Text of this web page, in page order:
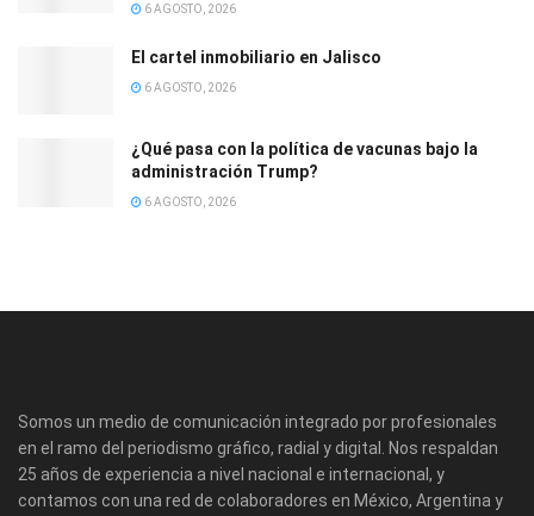
6 AGOSTO, 2026
El cartel inmobiliario en Jalisco
6 AGOSTO, 2026
¿Qué pasa con la política de vacunas bajo la
administración Trump?
6 AGOSTO, 2026
Somos un medio de comunicación integrado por profesionales
en el ramo del periodismo gráfico, radial y digital. Nos respaldan
25 años de experiencia a nivel nacional e internacional, y
contamos con una red de colaboradores en México, Argentina y